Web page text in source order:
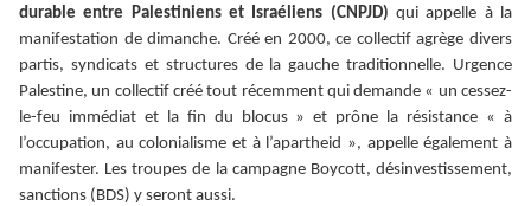
durable entre Palestiniens et Israéliens (CNPJD) qui appelle à la
manifestation de dimanche. Créé en 2000, ce collectif agrège divers
partis, syndicats et structures de la gauche traditionnelle. Urgence
Palestine, un collectif créé tout récemment qui demande « un cessez-
le-feu immédiat et la fin du blocus » et prône la résistance « à
l’occupation, au colonialisme et à l’apartheid », appelle également à
manifester. Les troupes de la campagne Boycott, désinvestissement,
sanctions (BDS) y seront aussi.